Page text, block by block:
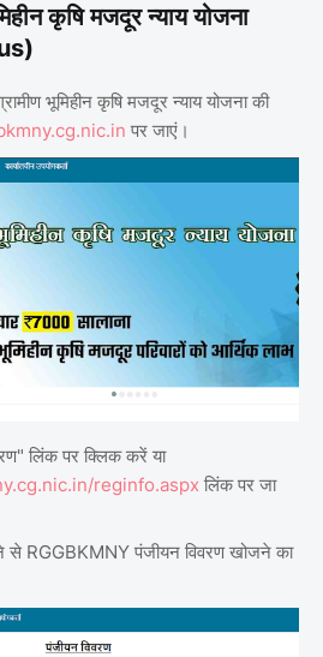
कृषि मजदूर न्याय योजना
भूमिहीन कृषि मजदूर न्याय योजना की
पर जाएं।
लिंक पर क्लिक करें या
reginfo.aspx लिंक पर जा
RGGBKMNY पंजीयन विवरण खोजने का